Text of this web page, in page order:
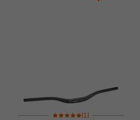
Note moyenne : 5 sur 5
(1)